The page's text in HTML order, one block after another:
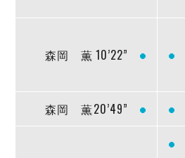
森岡 薫 10’22”
森岡 薫20’49”